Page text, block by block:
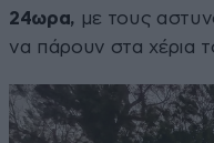
24ωρα, με τους
να πάρουν στα χέρια